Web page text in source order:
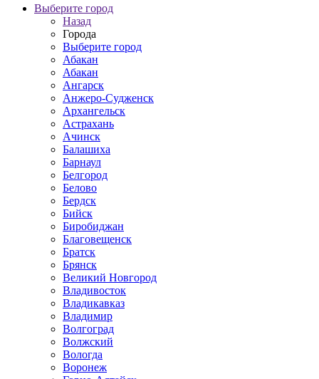
Выберите город
Назад
Города
Выберите город
Абакан
Абакан
Ангарск
Анжеро-Судженск
Архангельск
Астрахань
Ачинск
Балашиха
Барнаул
Белгород
Белово
Бердск
Бийск
Биробиджан
Благовещенск
Братск
Брянск
Великий Новгород
Владивосток
Владикавказ
Владимир
Волгоград
Волжский
Вологда
Воронеж